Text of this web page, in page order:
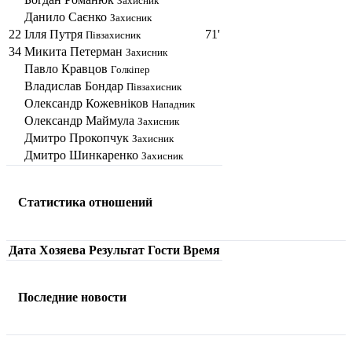
Данило Саєнко Захисник
22 Ілля Путря Півзахисник
71'
34 Микита Петерман Захисник
Павло Кравцов Голкіпер
Владислав Бондар Півзахисник
Олександр Кожевніков Нападник
Олександр Маймула Захисник
Дмитро Прокопчук Захисник
Дмитро Шинкаренко Захисник
Статистика отношений
Дата Хозяева Результат Гости Время
Последние новости